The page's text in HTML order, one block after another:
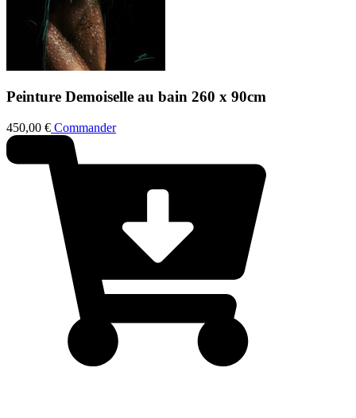
Peinture Demoiselle au bain 260 x 90cm
450,00 € Commander